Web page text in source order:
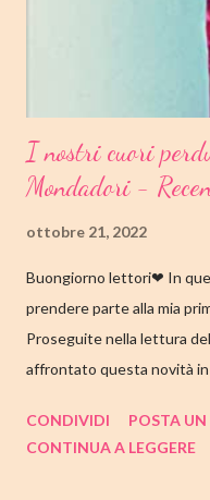
I nostri cuori
Mondadori -
ottobre 21, 2022
Buongiorno lettori❤ In
prendere parte alla mia
Proseguite nella lettura
affrontato questa novità in
ringraziamenti.
CONDIVIDI
POSTA
CONTINUA A LEGGERE